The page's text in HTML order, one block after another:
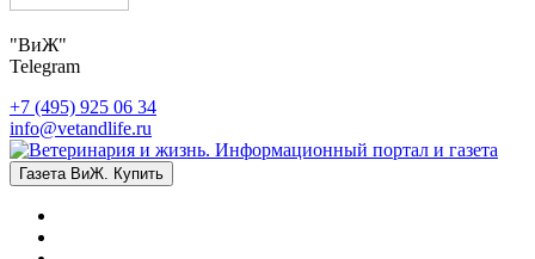
"ВиЖ"
Telegram
+7 (495) 925 06 34
info@vetandlife.ru
Газета ВиЖ. Купить